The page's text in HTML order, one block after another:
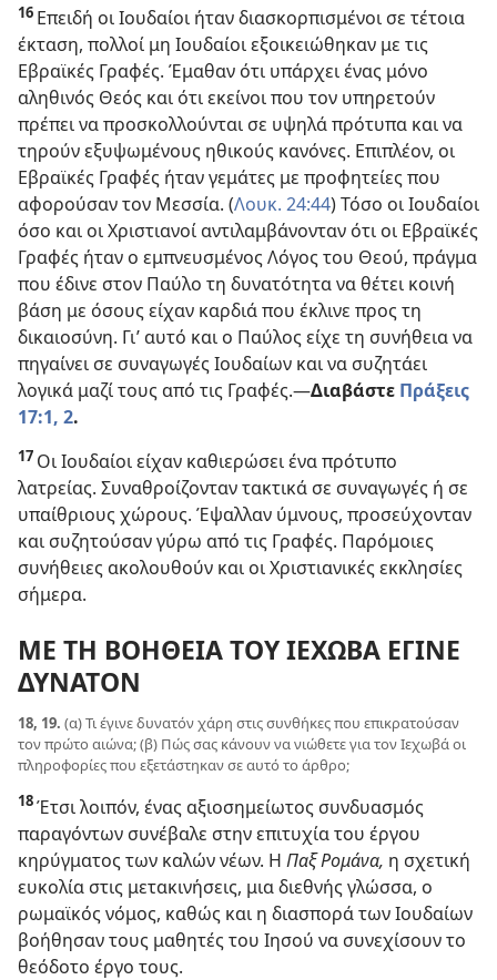
16 Επειδή οι Ιουδαίοι ήταν διασκορπισμένοι σε τέτοια
έκταση, πολλοί μη Ιουδαίοι εξοικειώθηκαν με τις
Εβραϊκές Γραφές. Έμαθαν ότι υπάρχει ένας μόνο
αληθινός Θεός και ότι εκείνοι που τον υπηρετούν
πρέπει να προσκολλούνται σε υψηλά πρότυπα και να
τηρούν εξυψωμένους ηθικούς κανόνες. Επιπλέον, οι
Εβραϊκές Γραφές ήταν γεμάτες με προφητείες που
αφορούσαν τον Μεσσία. (Λουκ. 24:44) Τόσο οι Ιουδαίοι
όσο και οι Χριστιανοί αντιλαμβάνονταν ότι οι Εβραϊκές
Γραφές ήταν ο εμπνευσμένος Λόγος του Θεού, πράγμα
που έδινε στον Παύλο τη δυνατότητα να θέτει κοινή
βάση με όσους είχαν καρδιά που έκλινε προς τη
δικαιοσύνη. Γι’ αυτό και ο Παύλος είχε τη συνήθεια να
πηγαίνει σε συναγωγές Ιουδαίων και να συζητάει
λογικά μαζί τους από τις Γραφές.—Διαβάστε Πράξεις
17:1, 2.
17 Οι Ιουδαίοι είχαν καθιερώσει ένα πρότυπο
λατρείας. Συναθροίζονταν τακτικά σε συναγωγές ή σε
υπαίθριους χώρους. Έψαλλαν ύμνους, προσεύχονταν
και συζητούσαν γύρω από τις Γραφές. Παρόμοιες
συνήθειες ακολουθούν και οι Χριστιανικές εκκλησίες
σήμερα.
ΜΕ ΤΗ ΒΟΗΘΕΙΑ ΤΟΥ ΙΕΧΩΒΑ ΕΓΙΝΕ
ΔΥΝΑΤΟΝ
18, 19. (α) Τι έγινε δυνατόν χάρη στις συνθήκες που επικρατούσαν
τον πρώτο αιώνα; (β) Πώς σας κάνουν να νιώθετε για τον Ιεχωβά οι
πληροφορίες που εξετάστηκαν σε αυτό το άρθρο;
18Έτσι λοιπόν, ένας αξιοσημείωτος συνδυασμός
παραγόντων συνέβαλε στην επιτυχία του έργου
κηρύγματος των καλών νέων. Η Παξ Ρομάνα, η σχετική
ευκολία στις μετακινήσεις, μια διεθνής γλώσσα, ο
ρωμαϊκός νόμος, καθώς και η διασπορά των Ιουδαίων
βοήθησαν τους μαθητές του Ιησού να συνεχίσουν το
θεόδοτο έργο τους.